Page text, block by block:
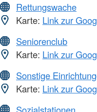
Rettungswache
Karte: Link zur
Seniorenclub
Karte: Link zur
Sonstige
Karte: Link zur